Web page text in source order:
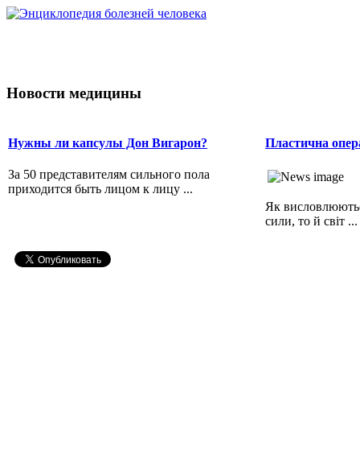
Новости медицины
Нужны ли капсулы Дон Вигарон?
За 50 представителям сильного пола
приходится быть лицом к лицу ...
Пластична
Як
сили, то й світ ...